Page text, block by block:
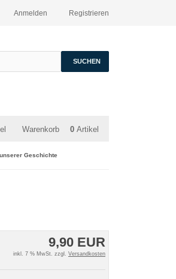
Registrieren
Anmelden
SUCHEN
Warenkorb 0 Artikel
Geschichte
9,90 EUR
inkl. 7 % MwSt. zzgl. Versandkosten